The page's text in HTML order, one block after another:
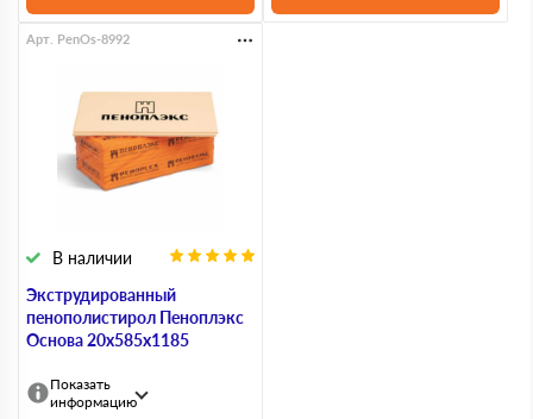
Экструдированный
пенополистирол Пеноплэкс
Основа 20х585х1185
В наличии
Арт. PenOs-8992
Показать
информацию